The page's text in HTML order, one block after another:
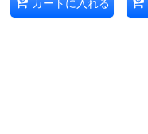
カートに入れる